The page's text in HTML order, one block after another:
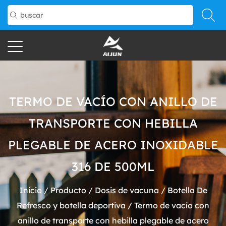
TERMO DE VACÍO CON ANILLO DE
TRANSPORTE CON HEBILLA
PLEGABLE DE ACERO INOXIDABLE
316 DE 500ML
Inicio /Producto/ Dosis de vacuna /Botella De
Refresco y botella deportiva / Termo de vacío con
anillo de transporte con hebilla plegable de acero